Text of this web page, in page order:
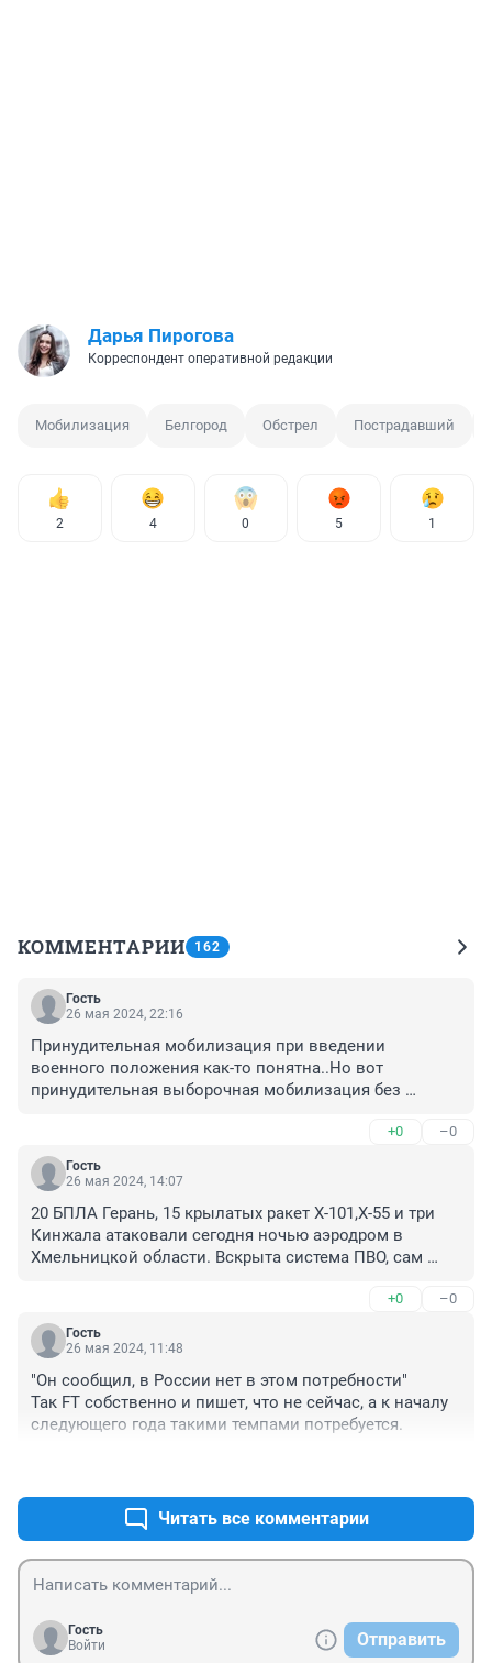
Дарья Пирогова
Корреспондент оперативной редакции
Мобилизация Белгород Обстрел Пострадавший
2 4 0 5 1
КОММЕНТАРИИ 162
Гость
26 мая 2024, 22:16
Принудительная мобилизация при введении
военного положения как-то понятна..Но вот
принудительная выборочная мобилизация без
странно..Одни на СВО, другие на Бали..Сво-обязанных
вроде нет...Или как?
+0 –0
Гость
26 мая 2024, 14:07
20 БПЛА Герань, 15 крылатых ракет Х-101,Х-55 и три
Кинжала атаковали сегодня ночью аэродром в
Хмельницкой области. Вскрыта система ПВО, сам
Аэродром предполагалось использовать под
поставленные западом F-16.
+0 –0
Гость
26 мая 2024, 11:48
"Он сообщил, в России нет в этом потребности"
Так FT собственно и пишет, что не сейчас, а к началу
следующего года такими темпами потребуется.
Читать все комментарии
Гость
Войти
Отправить